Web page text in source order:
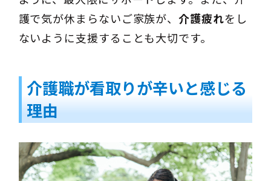
護で気が休まらないご家族が、介護疲れをし
ないように支援することも大切です。
介護職が看取りが辛いと感じる
理由